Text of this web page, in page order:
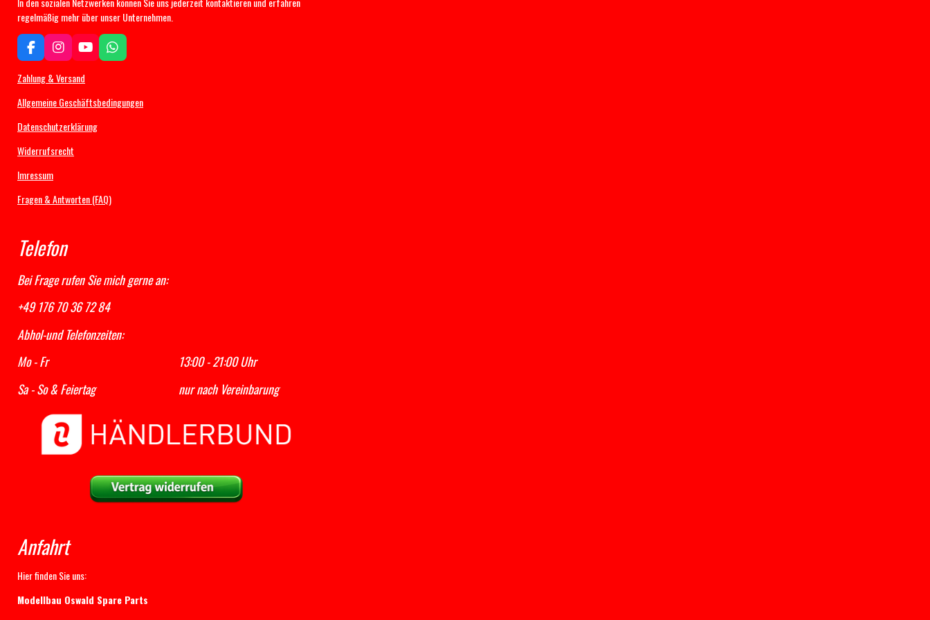
regelmäßig mehr über unser Unternehmen.
F
a
c
b
o
I
n
s
a
r
m
Y
o
u
u
e
W
h
s
Zahlung & Versand
Allgemeine Geschäftsbedingungen
Datenschutzerklärung
Widerrufsrecht
Imressum
Fragen & Antworten (FAQ)
Telefon
Bei Frage rufen Sie mich gerne an:
+49 176 70 36 72 84
Abhol-und Telefonzeiten:
Mo - Fr 13:00 - 21:00 Uhr
Sa - So & Feiertag nur nach Vereinbarung
Anfahrt
Hier finden Sie uns:
Modellbau Oswald Spare Parts